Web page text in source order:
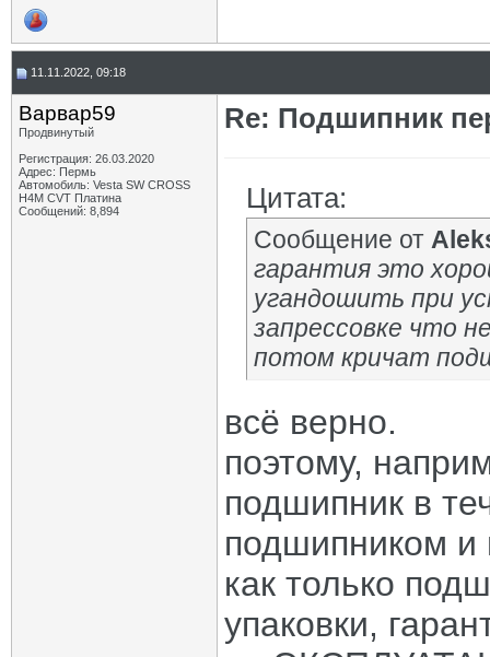
11.11.2022, 09:18
Варвар59
Продвинутый
Регистрация: 26.03.2020
Адрес: Пермь
Автомобиль: Vesta SW CROSS
H4M CVT Платина
Сообщений: 8,894
Re: Подшипник
Цитата:
Сообщение от
гарантия это
угандошить при
запрессовке что
потом кричат
всё верно.
поэтому,
подшипник в
подшипником и
как только
упаковки,